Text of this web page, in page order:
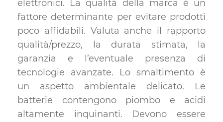
elettronici. La qualità della marca è un
fattore determinante per evitare prodotti
poco affidabili. Valuta anche il rapporto
qualità/prezzo, la durata stimata, la
garanzia e l’eventuale presenza di
tecnologie avanzate. Lo smaltimento è
un aspetto ambientale delicato. Le
batterie contengono piombo e acidi
altamente inquinanti. Devono essere